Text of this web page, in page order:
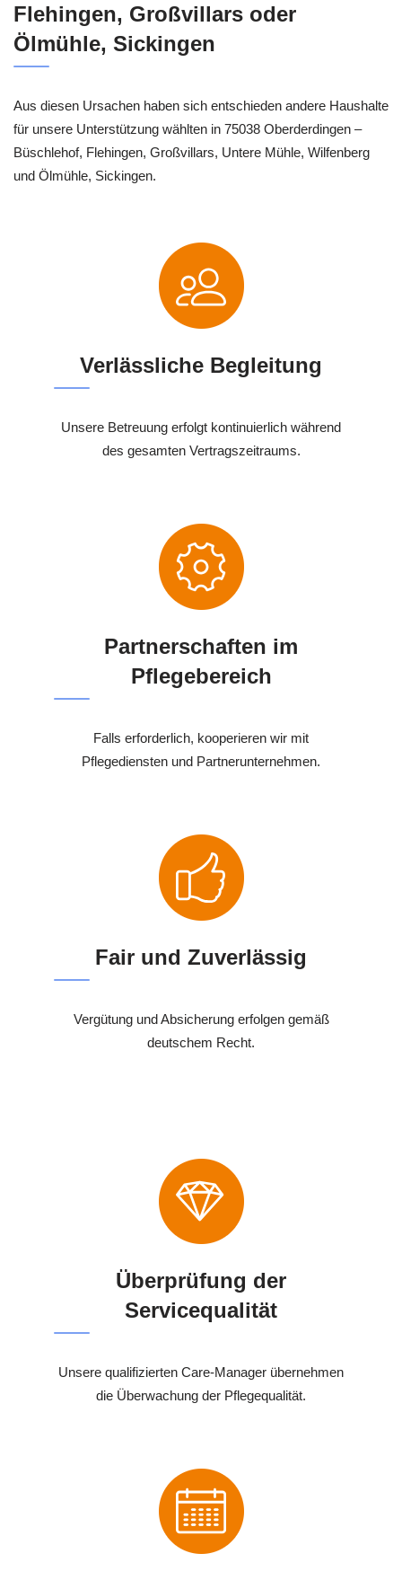
Flehingen, Großvillars oder
Ölmühle, Sickingen
Aus diesen Ursachen haben sich entschieden andere Haushalte
für unsere Unterstützung wählten in 75038 Oberderdingen –
Büschlehof, Flehingen, Großvillars, Untere Mühle, Wilfenberg
und Ölmühle, Sickingen.
Verlässliche Begleitung
Unsere Betreuung erfolgt kontinuierlich während
des gesamten Vertragszeitraums.
Partnerschaften im
Pflegebereich
Falls erforderlich, kooperieren wir mit
Pflegediensten und Partnerunternehmen.
Fair und Zuverlässig
Vergütung und Absicherung erfolgen gemäß
deutschem Recht.
Überprüfung der
Servicequalität
Unsere qualifizierten Care-Manager übernehmen
die Überwachung der Pflegequalität.